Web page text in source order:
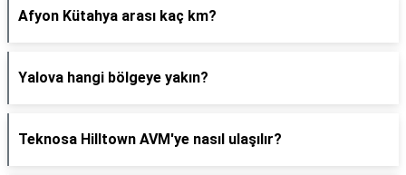
Afyon Kütahya arası kaç km?
Yalova hangi bölgeye yakın?
Teknosa Hilltown AVM'ye nasıl ulaşılır?